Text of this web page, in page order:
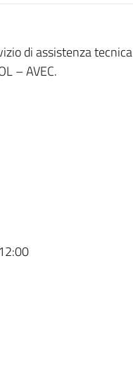
di assistenza tecnica
– AVEC.